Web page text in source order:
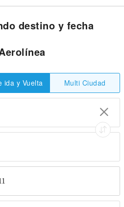
destino y fecha
ida y Vuelta Multi Ciudad